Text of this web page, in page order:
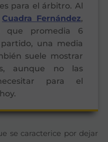
para el árbitro. Al
Cuadra Fernández,
que promedia 6
una media
suele mostrar
aunque no las
para el
se caracterice por dejar